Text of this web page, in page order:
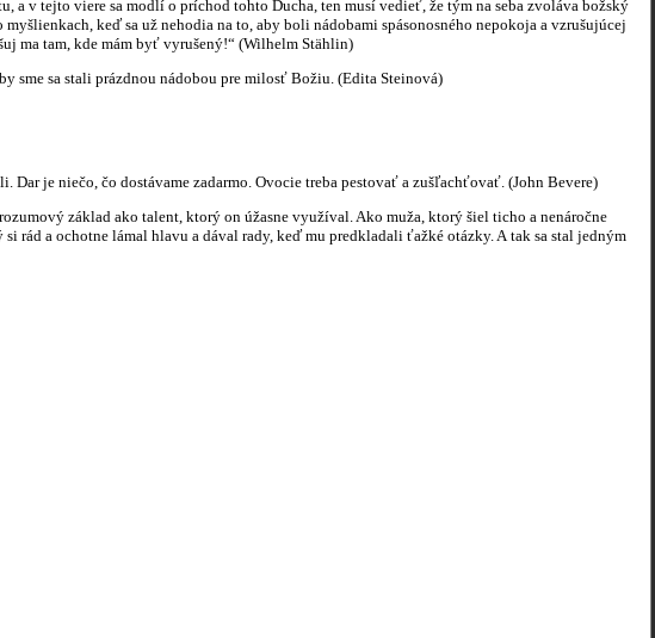
v tejto viere sa modlí o príchod tohto Ducha, ten musí vedieť, že tým na seba zvoláva božský
keď sa už nehodia na to, aby boli nádobami spásonosného nepokoja a vzrušujúcej
ma tam, kde mám byť vyrušený!“ (Wilhelm Stählin)
sme sa stali prázdnou nádobou pre milosť Božiu. (Edita Steinová)
je niečo, čo dostávame zadarmo. Ovocie treba pestovať a zušľachťovať. (John Bevere)
základ ako talent, ktorý on úžasne využíval. Ako muža, ktorý šiel ticho a nenáročne
a ochotne lámal hlavu a dával rady, keď mu predkladali ťažké otázky. A tak sa stal jedným